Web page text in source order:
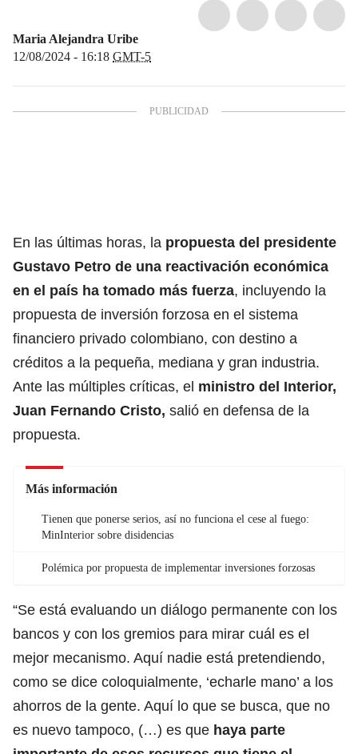
Maria Alejandra Uribe
12/08/2024 - 16:18 GMT-5
En las últimas horas, la propuesta del presidente
Gustavo Petro de una reactivación económica
en el país ha tomado más fuerza, incluyendo la
propuesta de inversión forzosa en el sistema
financiero privado colombiano, con destino a
créditos a la pequeña, mediana y gran industria.
Ante las múltiples críticas, el ministro del Interior,
Juan Fernando Cristo, salió en defensa de la
propuesta.
Más información
Tienen que ponerse serios, así no funciona el cese al fuego:
MinInterior sobre disidencias
Polémica por propuesta de implementar inversiones forzosas
“Se está evaluando un diálogo permanente con los
bancos y con los gremios para mirar cuál es el
mejor mecanismo. Aquí nadie está pretendiendo,
como se dice coloquialmente, ‘echarle mano’ a los
ahorros de la gente. Aquí lo que se busca, que no
es nuevo tampoco, (…) es que haya parte